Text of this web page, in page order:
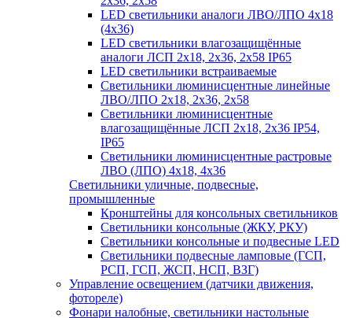
LED светильники аналоги ЛВО/ЛПО 4х18
(4х36)
LED светильники влагозащищённые
аналоги ЛСП 2х18, 2х36, 2х58 IP65
LED светильники встраиваемые
Светильники люминисцентные линейные
ЛВО/ЛПО 2х18, 2х36, 2х58
Светильники люминисцентные
влагозащищённые ЛСП 2х18, 2х36 IP54,
IP65
Светильники люминисцентные растровые
ЛВО (ЛПО) 4х18, 4х36
Светильники уличные, подвесные,
промышленные
Кронштейны для консольных светильников
Светильники консольные (ЖКУ, РКУ)
Светильники консольные и подвесные LED
Светильники подвесные ламповые (ГСП,
РСП, ГСП, ЖСП, НСП, ВЗГ)
Управление освещением (датчики движения,
фотореле)
Фонари налобные, светильники настольные